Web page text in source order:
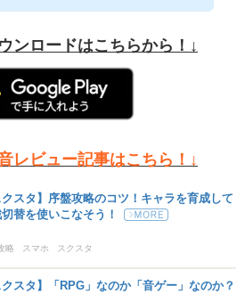
ンロードはこちらから！↓
レビュー記事はこちら！↓
クスタ】序盤攻略のコツ！キャラを育成して
替を使いこなそう！
略 スマホ スクスタ
クスタ】「RPG」なのか「音ゲー」なのか？